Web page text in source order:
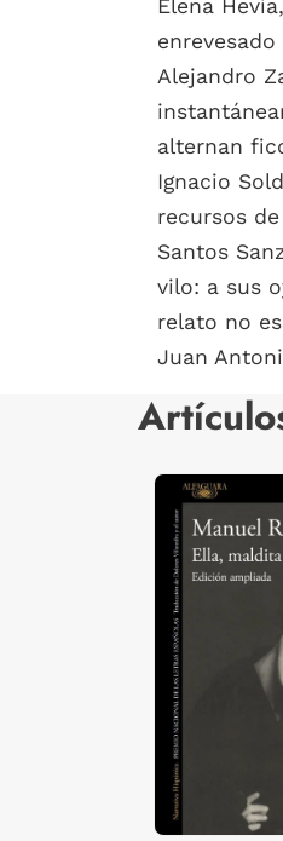
Elena
Alejandro
alternan
Ignacio
recursos
Santos
vilo: a sus
relato no
Juan